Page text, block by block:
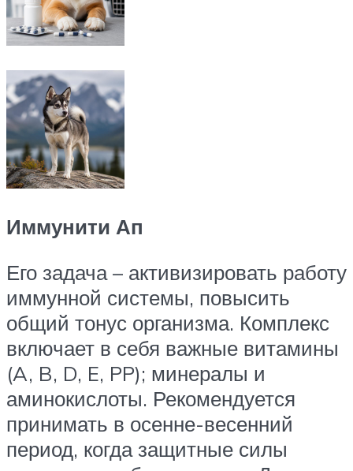
Иммунити Ап
Его задача – активизировать работу
иммунной системы, повысить
общий тонус организма. Комплекс
включает в себя важные витамины
(A, B, D, E, PP); минералы и
аминокислоты. Рекомендуется
принимать в осенне-весенний
период, когда защитные силы